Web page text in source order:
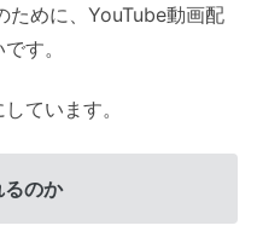
めに、YouTube動画配
す。
ています。
のか